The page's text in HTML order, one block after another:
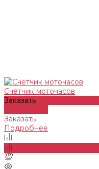
Счётчик моточасов
Заказать
Заказать
Подробнее